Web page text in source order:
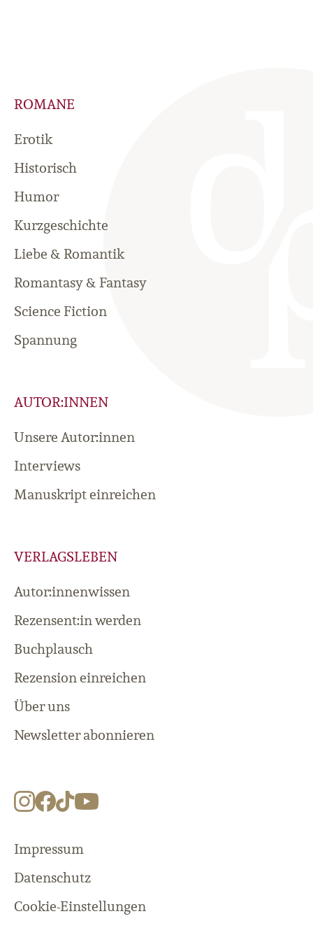
ROMANE
Erotik
Historisch
Humor
Kurzgeschichte
Liebe & Romantik
Romantasy & Fantasy
Science Fiction
Spannung
AUTOR:INNEN
Unsere Autor:innen
Interviews
Manuskript einreichen
VERLAGSLEBEN
Autor:innenwissen
Rezensent:in werden
Buchplausch
Rezension einreichen
Über uns
Newsletter abonnieren
Impressum
Datenschutz
Cookie-Einstellungen